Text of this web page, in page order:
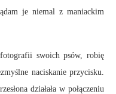
je niemal z maniackim
swoich psów, robię
naciskanie przycisku.
działała w połączeniu